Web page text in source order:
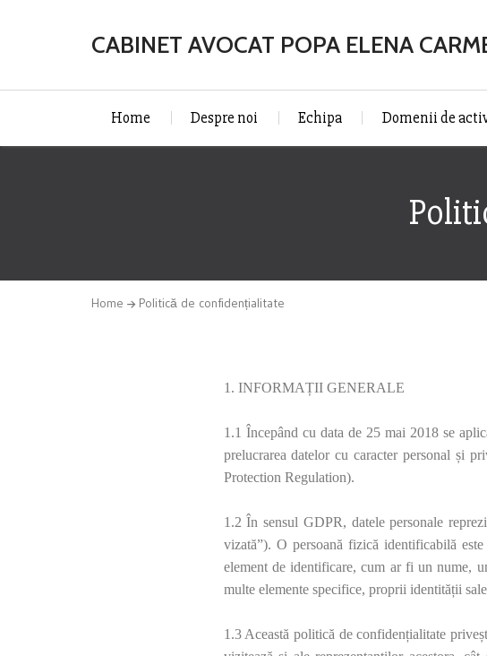
CABINET AVOCAT POPA ELENA
Home Despre noi Echipa Domenii de
Home Politică de confidențialitate
1. INFORMAȚII GENERALE
1.1 Începând cu data de 25 mai 2018 se
prelucrarea datelor cu caracter personal și
Protection Regulation).
1.2 În sensul GDPR, datele personale
vizată”). O persoană fizică identificabilă
element de identificare, cum ar fi un nume,
multe elemente specifice, proprii identității
1.3 Această politică de confidențialitate